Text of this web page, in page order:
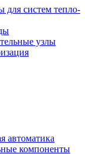
для систем тепло-
узлы
автоматика
компоненты